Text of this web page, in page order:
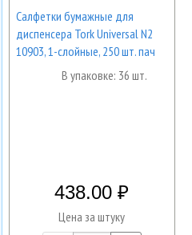
Салфетки бумажные для
диспенсера Tork Universal N2
10903, 1-слойные, 250 шт. пач
В упаковке: 36 шт.
438.00
Цена за штуку